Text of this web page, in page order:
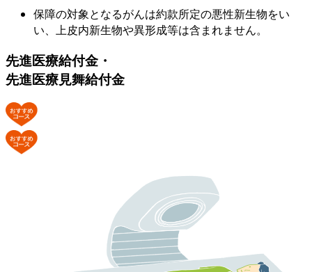
保障の対象となるがんは約款所定の悪性新生物をい
い、上皮内新生物や異形成等は含まれません。
先進医療給付金・
先進医療見舞給付金